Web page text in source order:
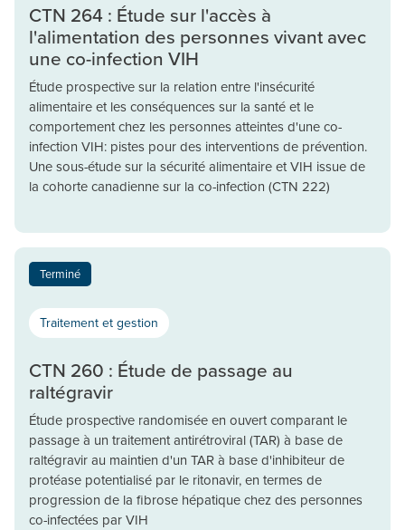
CTN 264 : Étude sur l'accès à
l'alimentation des personnes vivant avec
une co-infection VIH
Étude prospective sur la relation entre l'insécurité
alimentaire et les conséquences sur la santé et le
comportement chez les personnes atteintes d'une co-
infection VIH: pistes pour des interventions de prévention.
Une sous-étude sur la sécurité alimentaire et VIH issue de
la cohorte canadienne sur la co-infection (CTN 222)
Terminé
Traitement et gestion
CTN 260 : Étude de passage au
raltégravir
Étude prospective randomisée en ouvert comparant le
passage à un traitement antirétroviral (TAR) à base de
raltégravir au maintien d'un TAR à base d'inhibiteur de
protéase potentialisé par le ritonavir, en termes de
progression de la fibrose hépatique chez des personnes
co-infectées par VIH